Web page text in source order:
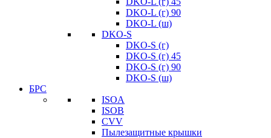
DKO-L (г) 90
DKO-L (ш)
DKO-S
DKO-S (г)
DKO-S (г) 45
DKO-S (г) 90
DKO-S (ш)
БРС
ISOA
ISOB
CVV
Пылезащитные крышки